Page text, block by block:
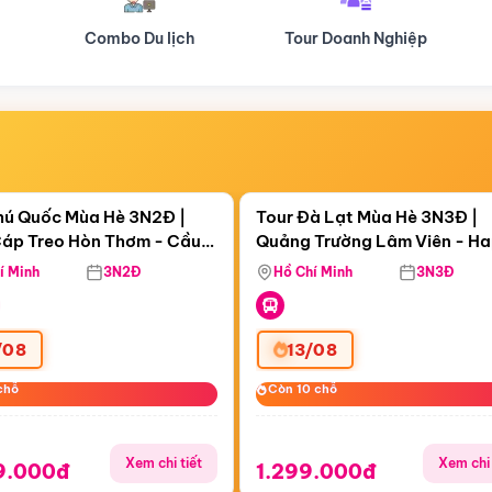
Tour Doanh Nghiệp Du lịch Hành Hương
12:24:56
Treo Hòn Thơm
Quốc Mùa Hè 3N2Đ |
Treo Hòn Thơm - Cầu
Viên Nước Aquatopia
Minh 3N2Đ
Xem chi tiết
Còn06 ngày 12:24:56
Tour Đà Lạt Mùa Hè 3N3Đ |
Quảng Trường Lâm Viên -
Hill - Puppy Farm
Hồ Chí Minh 3N3Đ
13/08
Còn 10 chỗ
Còn 10 chỗ
1.299.000đ Xem